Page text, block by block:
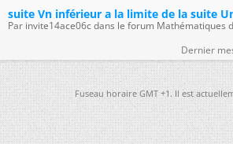
suite Vn inférieur a la limite de la suite
Par invite14ace06c dans le forum Mathématiques
Dernier
Fuseau horaire GMT +1. Il est